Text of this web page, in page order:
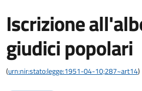
Iscrizione
giudici popolari
(urn:nir:stato:legge:1951-04-10;287~art14)